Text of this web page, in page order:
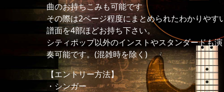
曲のお持ちこみも可能です
その際は2ページ程度にまとめられたわかりやす
譜面を4部ほどお持ち下さい。
シティポップ以外のインストやスタンダードも演
奏可能です。(混雑時を除く)
【エントリー方法】
・シンガー